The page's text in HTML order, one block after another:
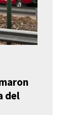
del